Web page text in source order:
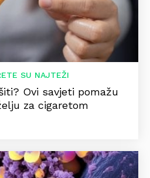
SU NAJTEŽI
Ovi savjeti pomažu
za cigaretom